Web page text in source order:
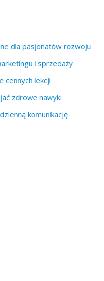
dla pasjonatów rozwoju
i sprzedaży
cennych lekcji
zdrowe nawyki
komunikację